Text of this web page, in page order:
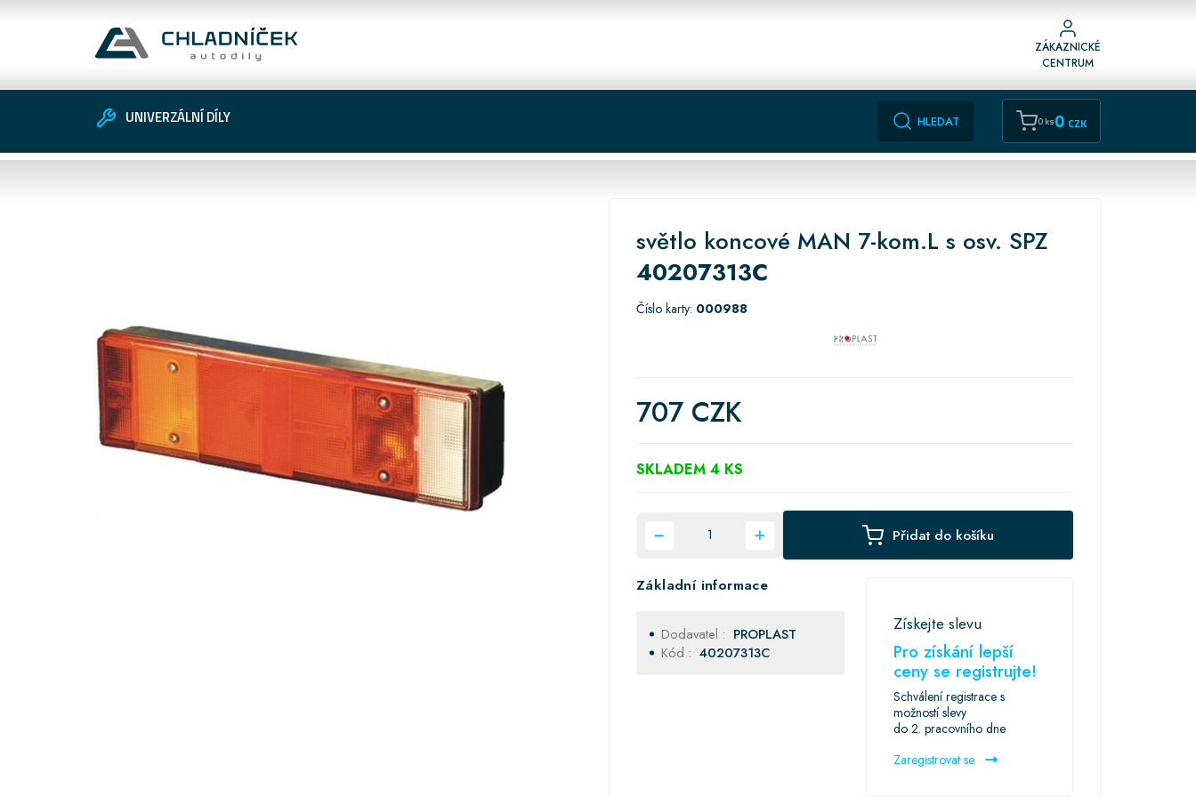
ZÁKAZNICKÉ
CENTRUM
UNIVERZÁLNÍ DÍLY HLEDAT 0 ks0 CZK
světlo koncové MAN 7-kom.L s osv. SPZ
40207313C
Číslo karty: 000988
707 CZK
SKLADEM 4 KS
Přidat do košíku
Základní informace
Dodavatel : PROPLAST
Kód : 40207313C
Získejte slevu
Pro získání lepší
ceny se registrujte!
Schválení registrace s
možností slevy
do 2. pracovního dne
Zaregistrovat se